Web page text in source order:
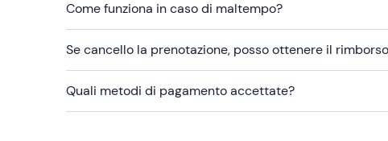
Come funziona in caso di maltempo?
Se cancello la prenotazione, posso ottenere il
Quali metodi di pagamento accettate?